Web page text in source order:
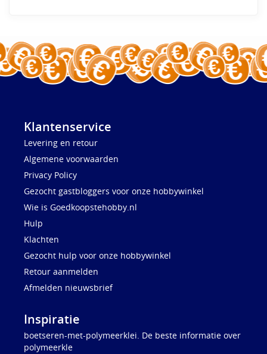
Klantenservice
Levering en retour
Algemene voorwaarden
Privacy Policy
Gezocht gastbloggers voor onze hobbywinkel
Wie is Goedkoopstehobby.nl
Hulp
Klachten
Gezocht hulp voor onze hobbywinkel
Retour aanmelden
Afmelden nieuwsbrief
Inspiratie
boetseren-met-polymeerklei. De beste informatie over
polymeerkle